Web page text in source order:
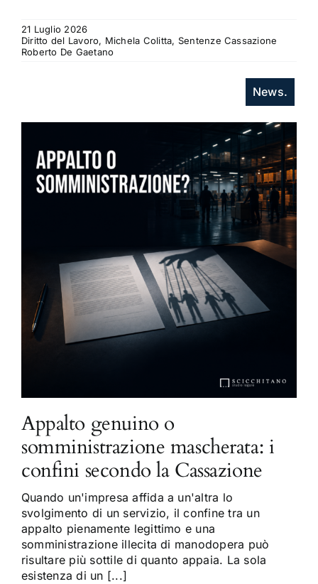
21 Luglio 2026
Diritto del Lavoro, Michela Colitta, Sentenze Cassazione
Roberto De Gaetano
News.
Appalto genuino o
somministrazione mascherata: i
confini secondo la Cassazione
Quando un'impresa affida a un'altra lo
svolgimento di un servizio, il confine tra un
appalto pienamente legittimo e una
somministrazione illecita di manodopera può
risultare più sottile di quanto appaia. La sola
esistenza di un [...]